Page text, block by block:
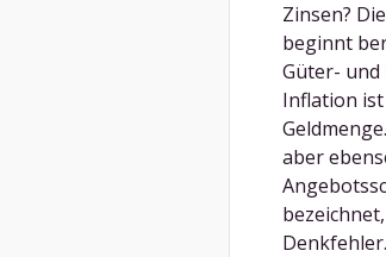
Zinsen?
beginnt
Güter-
Inflation
aber